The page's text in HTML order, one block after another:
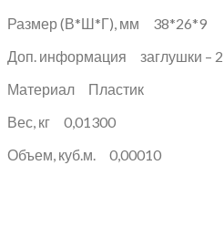
Размер (В*Ш*Г), мм 38*26*9
Доп. информация заглушки – 2
Материал Пластик
Вес, кг 0,01300
Объем, куб.м. 0,00010